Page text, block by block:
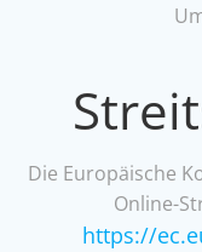
Die Europäische
Online-
https://